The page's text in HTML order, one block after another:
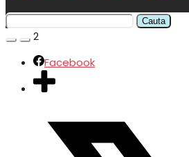
Cauta
2
Facebook